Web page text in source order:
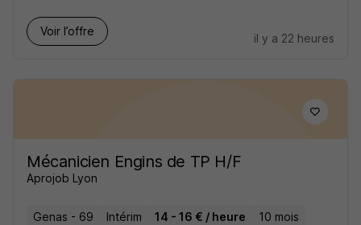
Voir l’offre
il y a 22 heures
Mécanicien Engins de TP H/F
Aprojob Lyon
Genas - 69 Intérim 14 - 16 € / heure 10 mois